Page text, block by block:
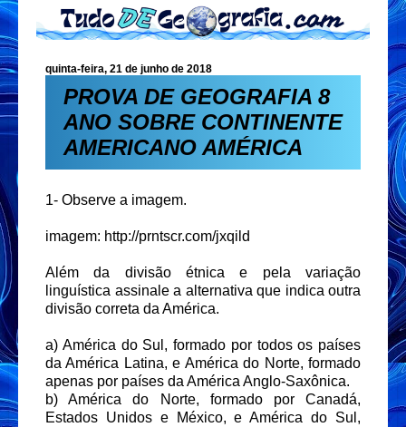
quinta-feira, 21 de junho de 2018
PROVA DE GEOGRAFIA 8
ANO SOBRE CONTINENTE
AMERICANO AMÉRICA
1- Observe a imagem.
imagem: http://prntscr.com/jxqild
Além da divisão étnica e pela variação
linguística assinale a alternativa que indica outra
divisão correta da América.
a) América do Sul, formado por todos os países
da América Latina, e América do Norte, formado
apenas por países da América Anglo-Saxônica.
b) América do Norte, formado por Canadá,
Estados Unidos e México, e América do Sul,